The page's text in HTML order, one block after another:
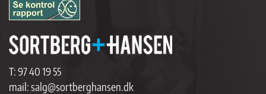
T:97 40 19 55
mail:salg@sortberghansen.dk